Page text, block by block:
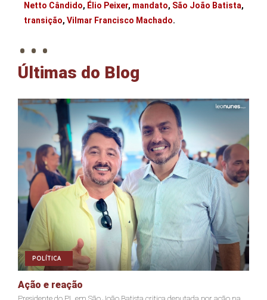
Netto Cândido, Élio Peixer, mandato, São João Batista,
transição, Vilmar Francisco Machado.
. . .
Últimas do Blog
POLÍTICA
Ação e reação